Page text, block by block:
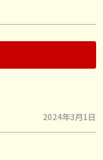
2024年3月1日